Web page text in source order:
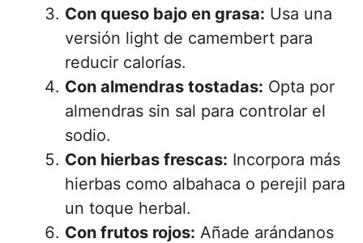
Con queso bajo en grasa: Usa una
versión light de camembert para
reducir calorías.
Con almendras tostadas: Opta por
almendras sin sal para controlar el
sodio.
Con hierbas frescas: Incorpora más
hierbas como albahaca o perejil para
un toque herbal.
Con frutos rojos: Añade arándanos